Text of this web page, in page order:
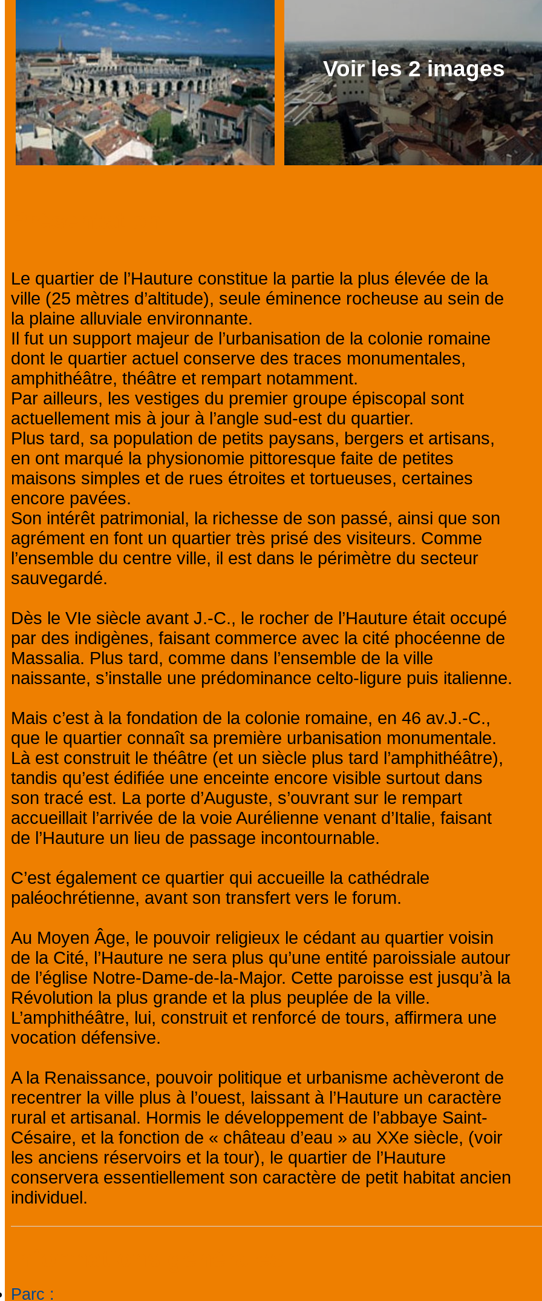
Voir les 2 images
Le quartier de l’Hauture constitue la partie la plus élevée de la
ville (25 mètres d’altitude), seule éminence rocheuse au sein de
la plaine alluviale environnante.
Il fut un support majeur de l’urbanisation de la colonie romaine
dont le quartier actuel conserve des traces monumentales,
amphithéâtre, théâtre et rempart notamment.
Par ailleurs, les vestiges du premier groupe épiscopal sont
actuellement mis à jour à l’angle sud-est du quartier.
Plus tard, sa population de petits paysans, bergers et artisans,
en ont marqué la physionomie pittoresque faite de petites
maisons simples et de rues étroites et tortueuses, certaines
encore pavées.
Son intérêt patrimonial, la richesse de son passé, ainsi que son
agrément en font un quartier très prisé des visiteurs. Comme
l’ensemble du centre ville, il est dans le périmètre du secteur
sauvegardé.
Dès le VIe siècle avant J.-C., le rocher de l’Hauture était occupé
par des indigènes, faisant commerce avec la cité phocéenne de
Massalia. Plus tard, comme dans l’ensemble de la ville
naissante, s’installe une prédominance celto-ligure puis italienne.
Mais c’est à la fondation de la colonie romaine, en 46 av.J.-C.,
que le quartier connaît sa première urbanisation monumentale.
Là est construit le théâtre (et un siècle plus tard l’amphithéâtre),
tandis qu’est édifiée une enceinte encore visible surtout dans
son tracé est. La porte d’Auguste, s’ouvrant sur le rempart
accueillait l’arrivée de la voie Aurélienne venant d’Italie, faisant
de l’Hauture un lieu de passage incontournable.
C’est également ce quartier qui accueille la cathédrale
paléochrétienne, avant son transfert vers le forum.
Au Moyen Âge, le pouvoir religieux le cédant au quartier voisin
de la Cité, l’Hauture ne sera plus qu’une entité paroissiale autour
de l’église Notre-Dame-de-la-Major. Cette paroisse est jusqu’à la
Révolution la plus grande et la plus peuplée de la ville.
L’amphithéâtre, lui, construit et renforcé de tours, affirmera une
vocation défensive.
A la Renaissance, pouvoir politique et urbanisme achèveront de
recentrer la ville plus à l’ouest, laissant à l’Hauture un caractère
rural et artisanal. Hormis le développement de l’abbaye Saint-
Césaire, et la fonction de « château d’eau » au XXe siècle, (voir
les anciens réservoirs et la tour), le quartier de l’Hauture
conservera essentiellement son caractère de petit habitat ancien
individuel.
Parc :